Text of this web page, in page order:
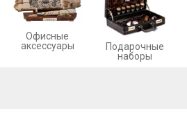
Офисные
аксессуары
Подарочные
наборы